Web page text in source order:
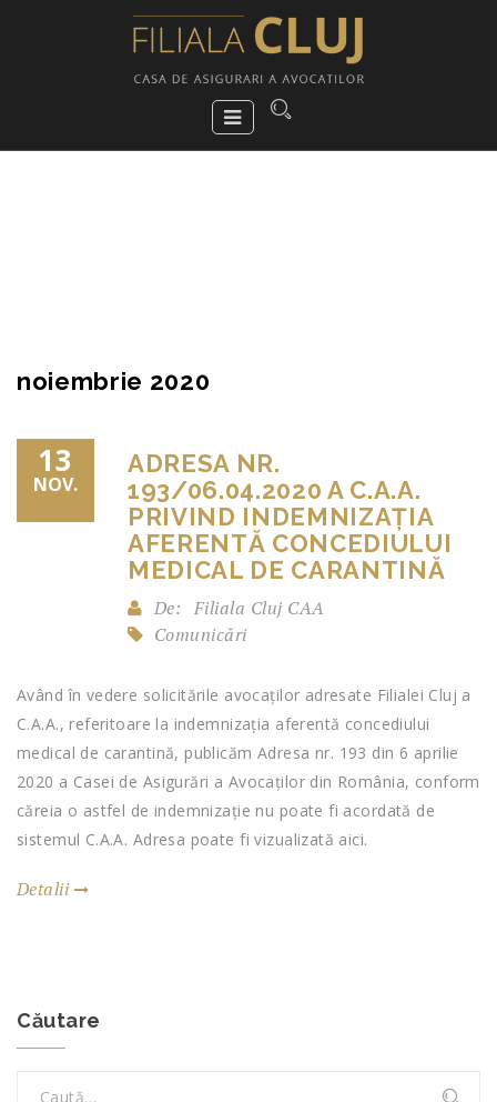
noiembrie 2020
13
NOV.
ADRESA NR.
193/06.04.2020 A C.A.A.
PRIVIND INDEMNIZAȚIA
AFERENTĂ CONCEDIULUI
MEDICAL DE CARANTINĂ
De: Filiala Cluj CAA
Comunicări
Având în vedere solicitările avocaților adresate Filialei Cluj a
C.A.A., referitoare la indemnizația aferentă concediului
medical de carantină, publicăm Adresa nr. 193 din 6 aprilie
2020 a Casei de Asigurări a Avocaților din România, conform
căreia o astfel de indemnizație nu poate fi acordată de
sistemul C.A.A. Adresa poate fi vizualizată aici.
Detalii
Căutare